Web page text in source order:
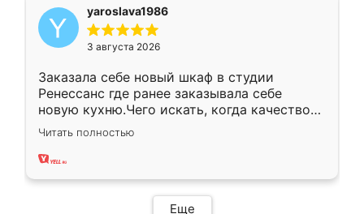
yaroslava1986
3 августа 2026
Заказала себе новый шкаф в студии
Ренессанс где ранее заказывала себе
новую кухню.Чего искать, когда качеством
вполне довольна. Служит кухня уже почти
два года, нареканий нет.
Читать полностью
Еще